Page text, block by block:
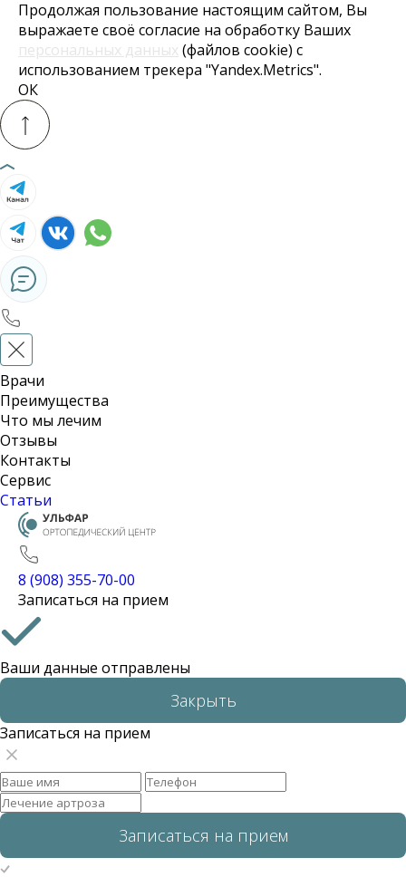
Продолжая пользование настоящим сайтом, Вы
выражаете своё согласие на обработку Ваших
персональных данных (файлов cookie) с
использованием трекера "Yandex.Metrics".
ОК
Врачи
Преимущества
Что мы лечим
Отзывы
Контакты
Сервис
Статьи
8 (908) 355-70-00
Записаться на прием
Ваши данные отправлены
Закрыть
Записаться на прием
Записаться на прием